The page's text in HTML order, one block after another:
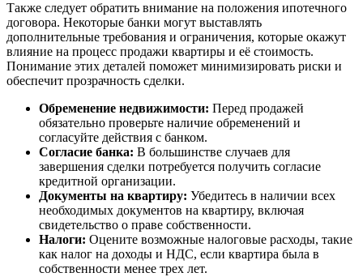
Также следует обратить внимание на положения ипотечного
договора. Некоторые банки могут выставлять
дополнительные требования и ограничения, которые окажут
влияние на процесс продажи квартиры и её стоимость.
Понимание этих деталей поможет минимизировать риски и
обеспечит прозрачность сделки.
Обременение недвижимости: Перед продажей
обязательно проверьте наличие обременений и
согласуйте действия с банком.
Согласие банка: В большинстве случаев для
завершения сделки потребуется получить согласие
кредитной организации.
Документы на квартиру: Убедитесь в наличии всех
необходимых документов на квартиру, включая
свидетельство о праве собственности.
Налоги: Оцените возможные налоговые расходы, такие
как налог на доходы и НДС, если квартира была в
собственности менее трех лет.